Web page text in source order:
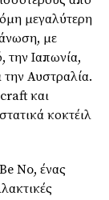
μεγαλύτερη
με
την Ιαπωνία,
την Αυστραλία.
και
κοκτέιλ
No, ένας